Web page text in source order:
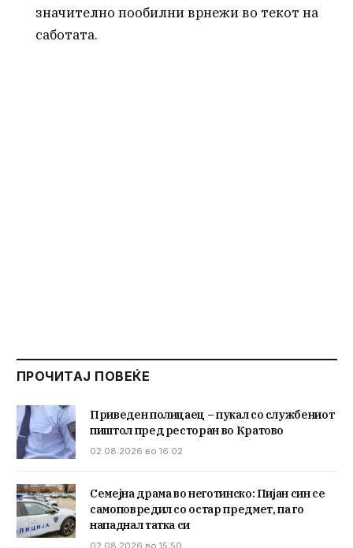
значително пообилни врнежи во текот на
саботата.
ПРОЧИТАЈ ПОВЕЌЕ
Приведен полицаец – пукал со службениот
пиштол пред ресторан во Кратово
02.08.2026 во 16:02
Семејна драма во неготинско: Пијан син се
самоповредил со остар предмет, па го
нападнал татка си
02.08.2026 во 15:50